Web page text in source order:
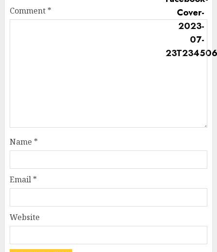
Comment *
Name *
Email *
Website